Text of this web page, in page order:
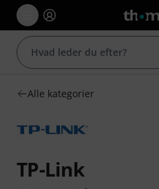
Alle kategorier
TP-Link